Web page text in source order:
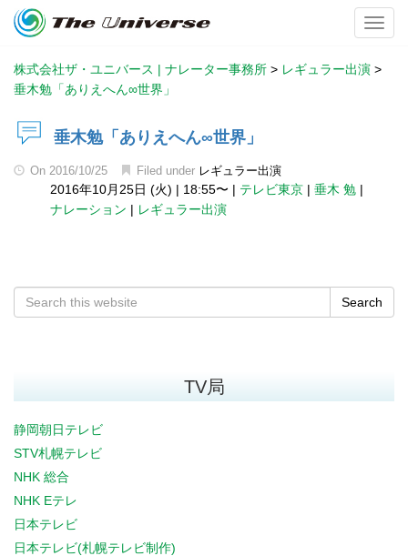
株式会社ザ・ユニバース | ナレーター事務所 > レギュラー出演 >
垂木勉「ありえへん∞世界」
垂木勉「ありえへん∞世界」
On 2016/10/25 Filed under レギュラー出演
2016年10月25日 (火) | 18:55〜 | テレビ東京 | 垂木 勉 |
ナレーション | レギュラー出演
Search
TV局
静岡朝日テレビ
STV札幌テレビ
NHK 総合
NHK Eテレ
日本テレビ
日本テレビ(札幌テレビ制作)